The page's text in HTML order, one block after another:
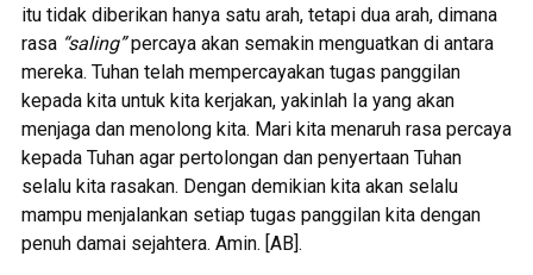
itu tidak diberikan hanya satu arah, tetapi dua arah, dimana
rasa “saling”percaya akan semakin menguatkan di antara
mereka. Tuhan telah mempercayakan tugas panggilan
kepada kita untuk kita kerjakan, yakinlah Ia yang akan
menjaga dan menolong kita. Mari kita menaruh rasa percaya
kepada Tuhan agar pertolongan dan penyertaan Tuhan
selalu kita rasakan. Dengan demikian kita akan selalu
mampu menjalankan setiap tugas panggilan kita dengan
penuh damai sejahtera. Amin. [AB].